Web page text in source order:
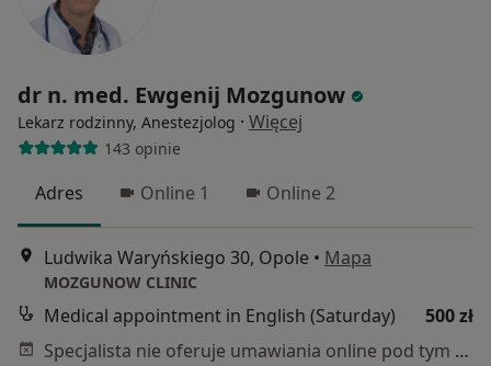
dr n. med. Ewgenij Mozgunow
Lekarz rodzinny, Anestezjolog · Więcej
143 opinie
Adres Online 1 Online 2
Ludwika Waryńskiego 30, Opole • Mapa
MOZGUNOW CLINIC
Medical appointment in English (Saturday)
500 zł
Specjalista nie oferuje umawiania online pod tym adresem.